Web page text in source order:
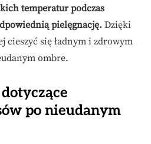
temperatur podczas
pielęgnację. Dzięki
cieszyć się ładnym i zdrowym
ombre.
po nieudanym